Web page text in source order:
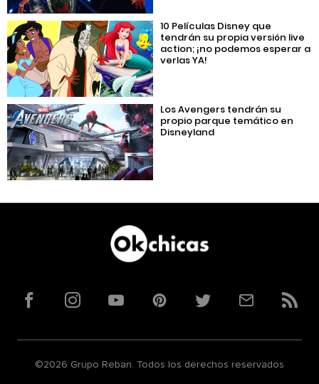
10 Películas Disney que
tendrán su propia versión live
action; ¡no podemos esperar a
verlas YA!
Los Avengers tendrán su
propio parque temático en
Disneyland
FacebookInstagramYouTubePinterestTwitterCorreoRSS
©2026 Grupo Reban. Todos los derechos reservados